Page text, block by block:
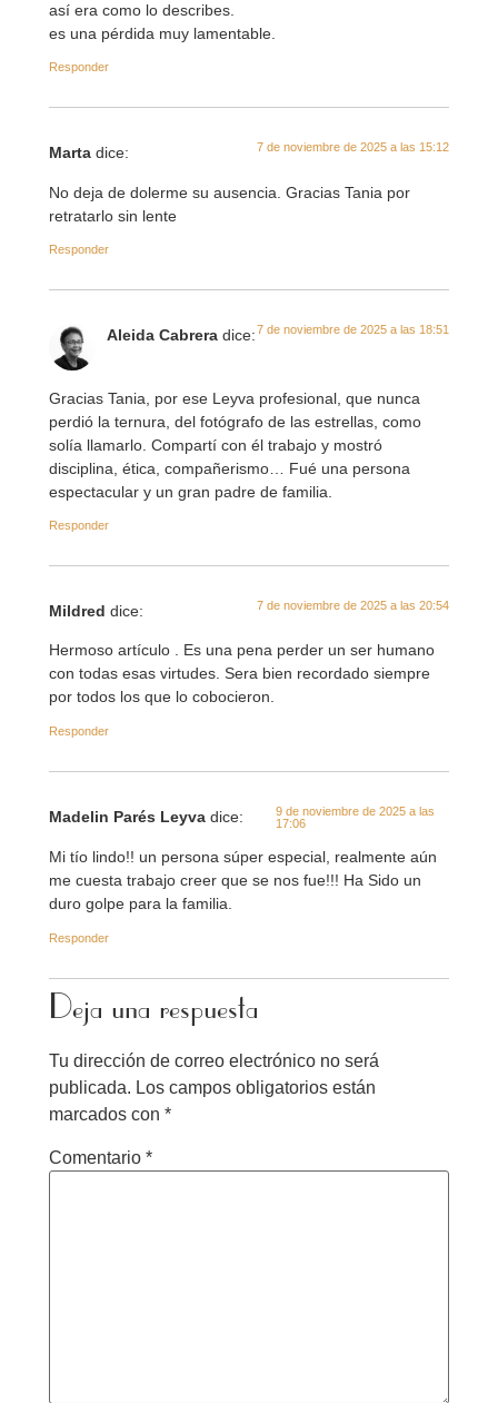
así era como lo describes.
es una pérdida muy lamentable.
Responder
Marta dice: 7 de noviembre de 2025 a las 15:12
No deja de dolerme su ausencia. Gracias Tania por
retratarlo sin lente
Responder
Aleida Cabrera dice:7 de noviembre de 2025 a las 18:51
Gracias Tania, por ese Leyva profesional, que nunca
perdió la ternura, del fotógrafo de las estrellas, como
solía llamarlo. Compartí con él trabajo y mostró
disciplina, ética, compañerismo… Fué una persona
espectacular y un gran padre de familia.
Responder
Mildred dice: 7 de noviembre de 2025 a las 20:54
Hermoso artículo . Es una pena perder un ser humano
con todas esas virtudes. Sera bien recordado siempre
por todos los que lo cobocieron.
Responder
Madelin Parés Leyva dice:
9 de noviembre de 2025 a las
17:06
Mi tío lindo!! un persona súper especial, realmente aún
me cuesta trabajo creer que se nos fue!!! Ha Sido un
duro golpe para la familia.
Responder
Deja una respuesta
Tu dirección de correo electrónico no será
publicada. Los campos obligatorios están
marcados con *
Comentario *